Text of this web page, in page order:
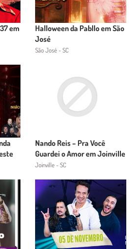
em
Halloween da Pabllo em São
José
São José - SC
Nando Reis – Pra Você
Guardei o Amor em Joinville
Joinville - SC